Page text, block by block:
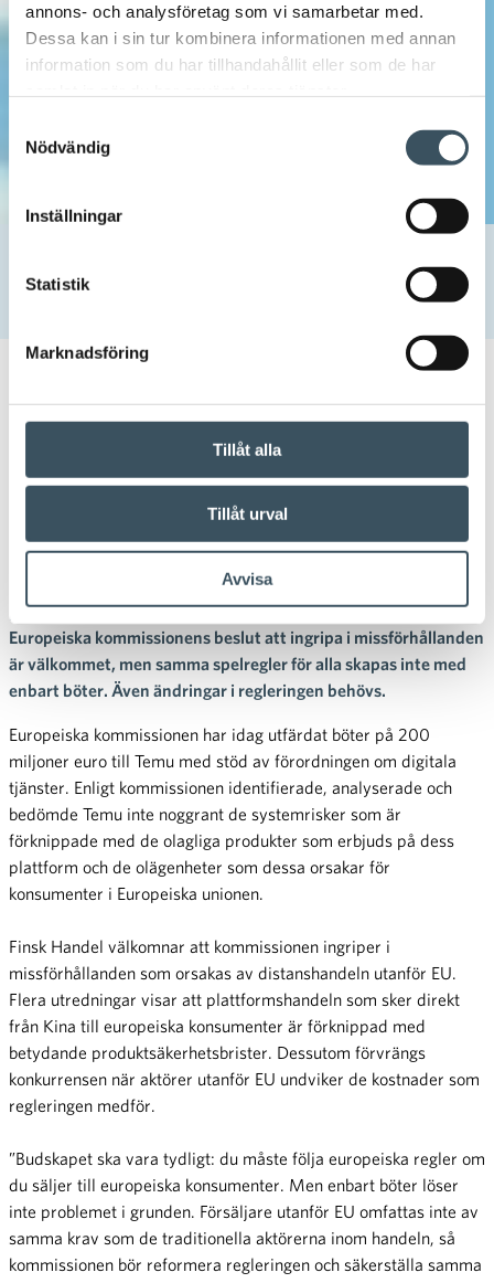
annons- och analysföretag som vi samarbetar med.
Dessa kan i sin tur kombinera informationen med annan
information som du har tillhandahållit eller som de har
Nödvändig
Inställningar
Statistik
Marknadsföring
Tillåt alla
Tillåt urval
Avvisa
Enbart böter löser inte problemen med
28.05.2026 16:28 Pressmeddelande
Enbart böter löser inte
problemen med
skräpproduktsruljansen
Enligt Finsk Handel räcker det inte med böter för att lösa
problemen som orsakas av webbhandeln utanför EU.
Europeiska kommissionens beslut att ingripa i missförhållanden
är välkommet, men samma spelregler för alla skapas inte med
enbart böter. Även ändringar i regleringen behövs.
Europeiska kommissionen har idag utfärdat böter på 200
miljoner euro till Temu med stöd av förordningen om digitala
tjänster. Enligt kommissionen identifierade, analyserade och
bedömde Temu inte noggrant de systemrisker som är
förknippade med de olagliga produkter som erbjuds på dess
plattform och de olägenheter som dessa orsakar för
konsumenter i Europeiska unionen.
Finsk Handel välkomnar att kommissionen ingriper i
missförhållanden som orsakas av distanshandeln utanför EU.
Flera utredningar visar att plattformshandeln som sker direkt
från Kina till europeiska konsumenter är förknippad med
betydande produktsäkerhetsbrister. Dessutom förvrängs
konkurrensen när aktörer utanför EU undviker de kostnader som
regleringen medför.
”Budskapet ska vara tydligt: du måste följa europeiska regler om
du säljer till europeiska konsumenter. Men enbart böter löser
inte problemet i grunden. Försäljare utanför EU omfattas inte av
samma krav som de traditionella aktörerna inom handeln, så
kommissionen bör reformera regleringen och säkerställa samma